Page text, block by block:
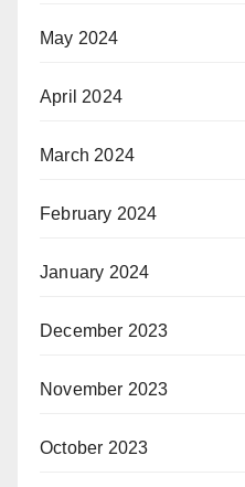
May 2024
April 2024
March 2024
February 2024
January 2024
December 2023
November 2023
October 2023